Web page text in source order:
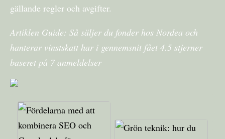
gällande regler och avgifter.
Artiklen Guide: Så säljer du fonder hos Nordea och
hanterar vinstskatt har i gennemsnit fået 4.5 stjerner
baseret på 7anmeldelser